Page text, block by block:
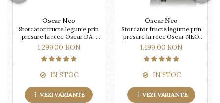
Oscar Neo
Storcator fructe legume prin
presare la rece Oscar DA-
1200
1.299,00 RON
IN STOC
VEZI VARIANTE
Oscar Neo
Storcator fructe legume prin
presare la rece Oscar NEO
DA1000
1.199,00 RON
IN STOC
VEZI VARIANTE